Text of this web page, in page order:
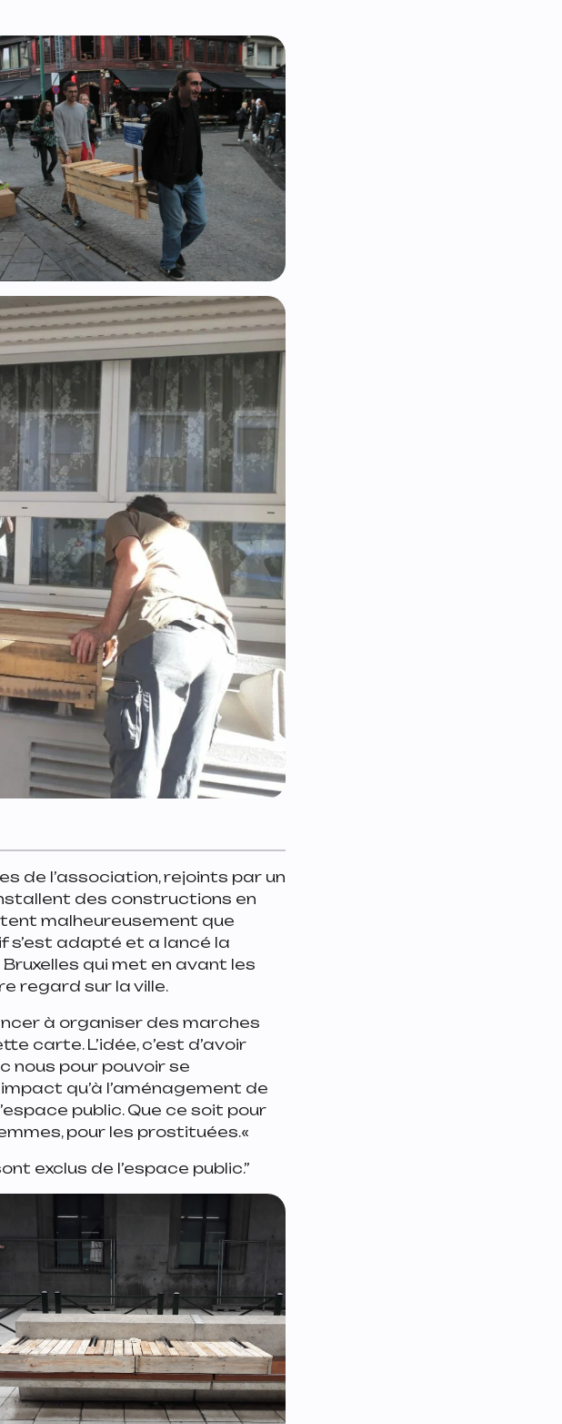
de l’association, rejoints par un
des constructions en
malheureusement que
s’est adapté et a lancé la
qui met en avant les
regard sur la ville.
à organiser des marches
carte. L’idée, c’est d’avoir
nous pour pouvoir se
qu’à l’aménagement de
public. Que ce soit pour
pour les prostituées.«
exclus de l’espace public.”